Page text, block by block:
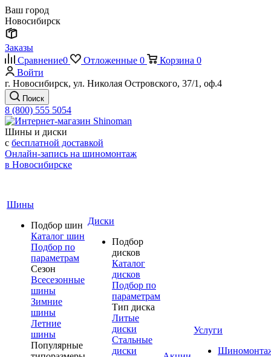
Ваш город
Новосибирск
Заказы
Сравнение0 Отложенные 0 Корзина 0
Войти
г. Новосибирск, ул. Николая Островского, 37/1, оф.4
Поиск
8 (800) 555 5054
Шины и диски
с бесплатной доставкой
Онлайн-запись на шиномонтаж
в Новосибирске
Шины
Подбор шин
Каталог шин
Подбор по
параметрам
Сезон
Всесезонные
шины
Зимние
шины
Летние
шины
Популярные
Диски
Подбор
дисков
Каталог
дисков
Подбор по
параметрам
Тип диска
Литые
диски
Стальные
диски
Услуги